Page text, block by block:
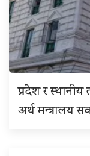
प्रदेश र स्थानीय
अर्थ मन्त्रालय